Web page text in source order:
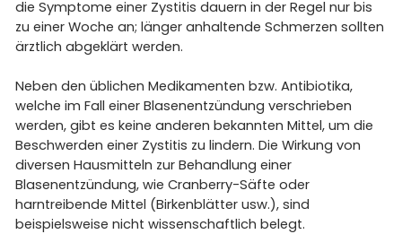
die Symptome einer Zystitis dauern in der Regel nur bis
zu einer Woche an; länger anhaltende Schmerzen sollten
ärztlich abgeklärt werden.
Neben den üblichen Medikamenten bzw. Antibiotika,
welche im Fall einer Blasenentzündung verschrieben
werden, gibt es keine anderen bekannten Mittel, um die
Beschwerden einer Zystitis zu lindern. Die Wirkung von
diversen Hausmitteln zur Behandlung einer
Blasenentzündung, wie Cranberry-Säfte oder
harntreibende Mittel (Birkenblätter usw.), sind
beispielsweise nicht wissenschaftlich belegt.